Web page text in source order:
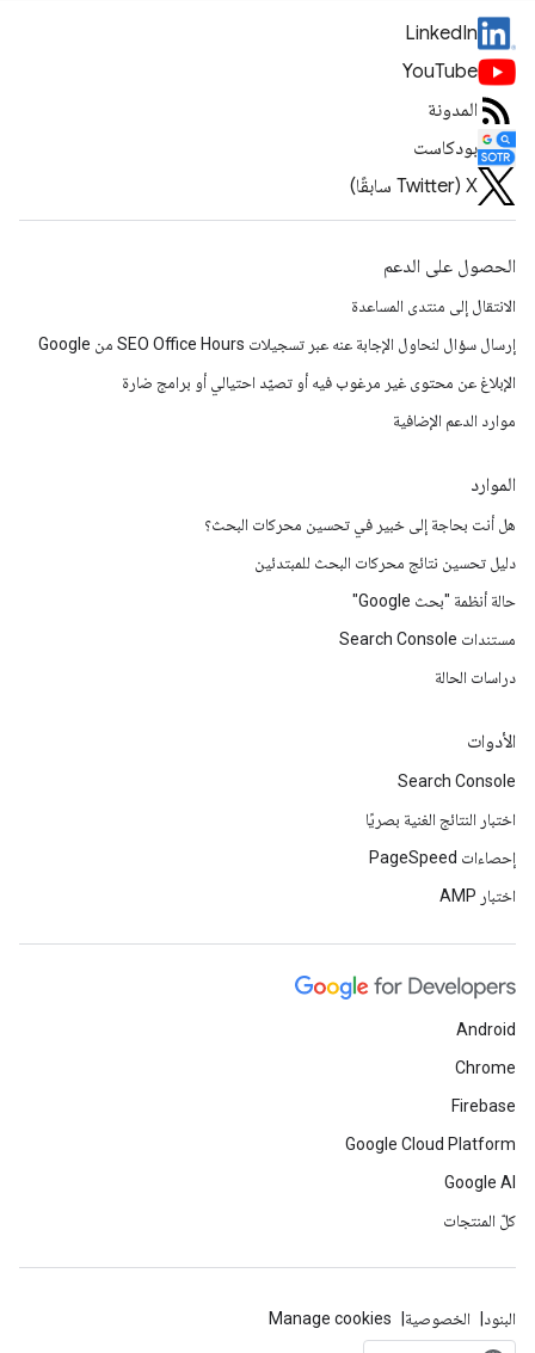
LinkedIn
YouTube
المدونة
بودكاست
‫X ‏(Twitter سابقًا)
الحصول على الدعم
الانتقال إلى منتدى المساعدة
إرسال سؤال لنحاول الإجابة عنه عبر تسجيلات SEO Office Hours من Google
الإبلاغ عن محتوى غير مرغوب فيه أو تصيّد احتيالي أو برامج ضارة
موارد الدعم الإضافية
الموارد
هل أنت بحاجة إلى خبير في تحسين محركات البحث؟
دليل تحسين نتائج محركات البحث للمبتدئين
حالة أنظمة "بحث Google"
مستندات Search Console
دراسات الحالة
الأدوات
Search Console
اختبار النتائج الغنية بصريًا
إحصاءات PageSpeed
اختبار AMP
Android
Chrome
Firebase
Google Cloud Platform
Google AI
كلّ المنتجات
البنود الخصوصية Manage cookies